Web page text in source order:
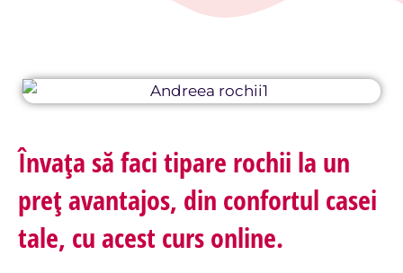
Învața să faci tipare rochii la un
preț avantajos, din confortul casei
tale, cu acest curs online.